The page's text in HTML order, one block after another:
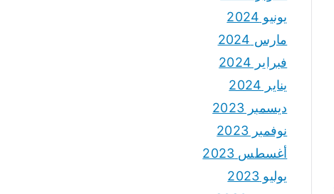
يونيو 2024
مارس 2024
فبراير 2024
يناير 2024
ديسمبر 2023
نوفمبر 2023
أغسطس 2023
يوليو 2023